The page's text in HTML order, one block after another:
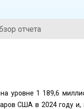
отчета
уровне 1 189,6
США в 2024 году и,